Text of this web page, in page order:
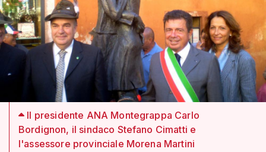
Il presidente ANA Montegrappa Carlo
Bordignon, il sindaco Stefano Cimatti e
l'assessore provinciale Morena Martini